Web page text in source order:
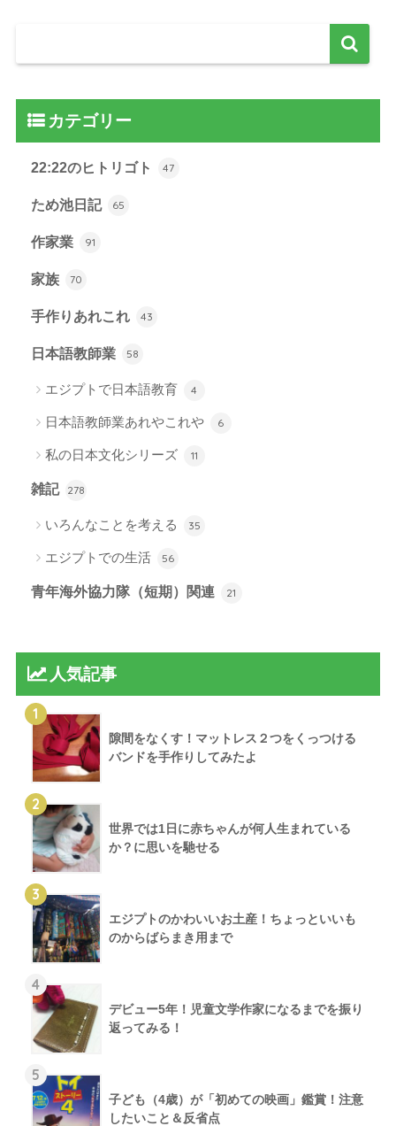
カテゴリー
22:22のヒトリゴト 47
ため池日記 65
作家業 91
家族 70
手作りあれこれ 43
日本語教師業 58
エジプトで日本語教育 4
日本語教師業あれやこれや 6
私の日本文化シリーズ 11
雑記 278
いろんなことを考える 35
エジプトでの生活 56
青年海外協力隊（短期）関連 21
人気記事
1
隙間をなくす！マットレス２つをくっつける
バンドを手作りしてみたよ
2
世界では1日に赤ちゃんが何人生まれている
か？に思いを馳せる
3
エジプトのかわいいお土産！ちょっといいも
のからばらまき用まで
4
デビュー5年！児童文学作家になるまでを振り
返ってみる！
5
子ども（4歳）が「初めての映画」鑑賞！注意
したいこと＆反省点